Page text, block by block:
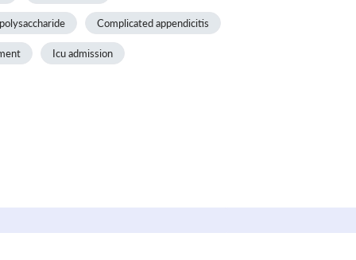
Complicated appendicitis
Icu admission